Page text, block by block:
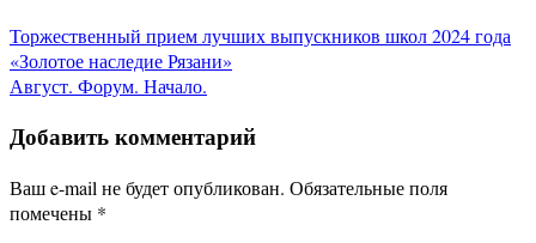
Торжественный прием лучших выпускников школ 2024 года
«Золотое наследие Рязани»
Август. Форум. Начало.
Добавить комментарий
Ваш e-mail не будет опубликован. Обязательные поля
помечены *